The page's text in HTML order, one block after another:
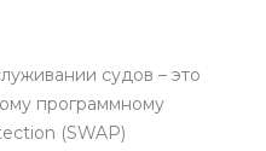
судов – это
программному
(SWAP)